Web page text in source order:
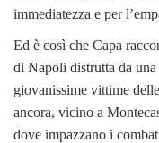
immediatezza e per
Ed è così che Capa
di Napoli distrutta da
giovanissime vittime
ancora, vicino a
dove impazzano i